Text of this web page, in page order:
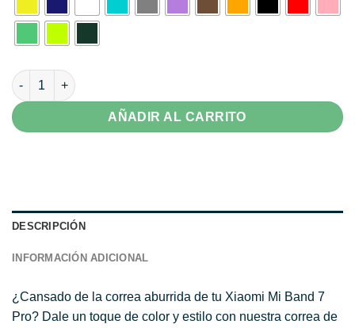
S/ 24.99.
Correa Para Xiaomi Mi Band 7 Pro Colores cantidad
AÑADIR AL CARRITO
DESCRIPCIÓN
INFORMACIÓN ADICIONAL
¿Cansado de la correa aburrida de tu Xiaomi Mi Band 7
Pro? Dale un toque de color y estilo con nuestra correa de